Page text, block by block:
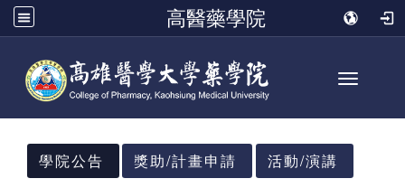
高醫藥學院
Toggle
:::
學院公告
獎助/計畫申請 活動/演講